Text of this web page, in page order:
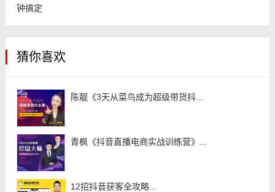
钟搞定
猜你喜欢
陈靓《3天从菜鸟成为超级带货抖...
青枫《抖音直播电商实战训练营》...
12招抖音获客全攻略...